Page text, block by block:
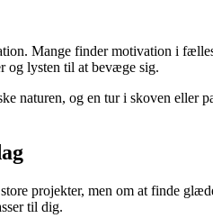
Mange finder motivation i
og lysten til at bevæge sig.
naturen, og en tur i skoven eller
projekter, men om at finde
til dig.